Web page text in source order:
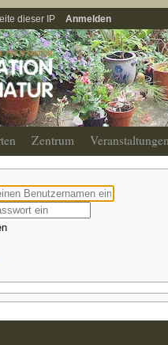
dieser IP Anmelden
Zentrum Veranstaltungen